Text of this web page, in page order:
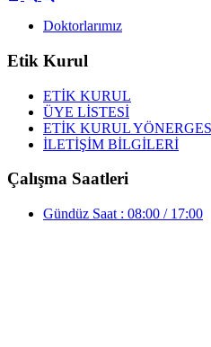
Doktorlarımız
Etik Kurul
ETİK KURUL
ÜYE LİSTESİ
ETİK KURUL
İLETİŞİM BİLGİLERİ
Çalışma Saatleri
Gündüz Saat : 08:00 / 17:00